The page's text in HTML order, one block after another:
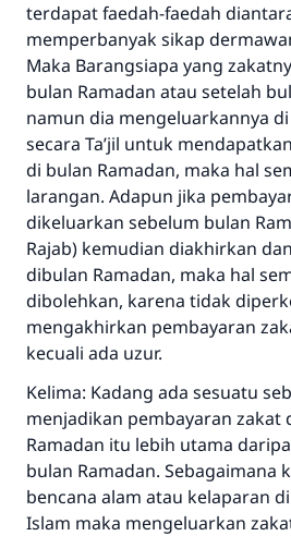
terdapat faedah-faedah
memperbanyak sikap
Maka Barangsiapa yang
bulan Ramadan atau setelah
namun dia mengeluarkannya
secara Ta’jil untuk
di bulan Ramadan, maka hal
larangan. Adapun jika
dikeluarkan sebelum bulan
Rajab) kemudian diakhirkan
dibulan Ramadan, maka hal
dibolehkan, karena tidak
mengakhirkan pembayaran
kecuali ada uzur.
Kelima: Kadang ada sesuatu
menjadikan pembayaran zakat
Ramadan itu lebih utama
bulan Ramadan. Sebagaimana
bencana alam atau kelaparan
Islam maka mengeluarkan